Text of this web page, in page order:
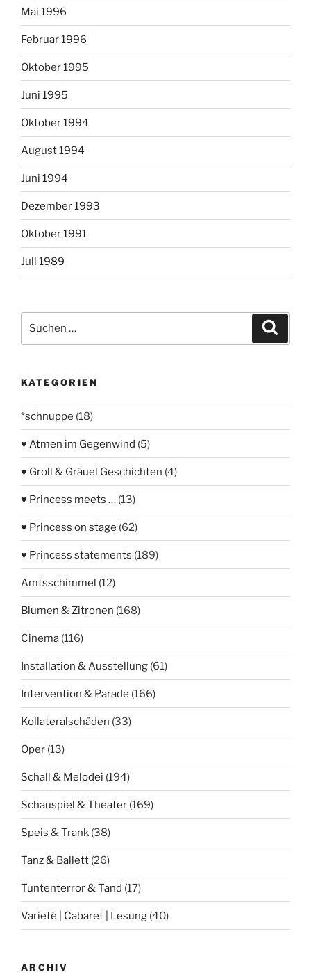
Mai 1996
Februar 1996
Oktober 1995
Juni 1995
Oktober 1994
August 1994
Juni 1994
Dezember 1993
Oktober 1991
Juli 1989
nach:
KATEGORIEN
*schnuppe (18)
♥ Atmen im Gegenwind (5)
♥ Groll & Gräuel Geschichten (4)
♥ Princess meets … (13)
♥ Princess on stage (62)
♥ Princess statements (189)
Amtsschimmel (12)
Blumen & Zitronen (168)
Cinema (116)
Installation & Ausstellung (61)
Intervention & Parade (166)
Kollateralschäden (33)
Oper (13)
Schall & Melodei (194)
Schauspiel & Theater (169)
Speis & Trank (38)
Tanz & Ballett (26)
Tuntenterror & Tand (17)
Varieté | Cabaret | Lesung (40)
ARCHIV